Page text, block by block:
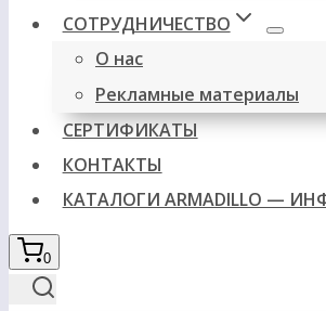
СОТРУДНИЧЕСТВО
О нас
Рекламные материалы
СЕРТИФИКАТЫ
КОНТАКТЫ
КАТАЛОГИ ARMADILLO —
0